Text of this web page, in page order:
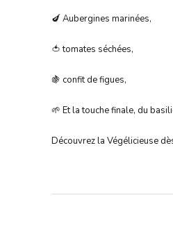
🍆 Aubergines marinées,
🍅 tomates séchées,
🍇 confit de figues,
🌱 Et la touche finale, du
Découvrez la Végélicieuse